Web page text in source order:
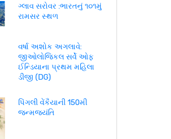
ગ્લાવ સરોવર :ભારતનું ૧૦૧મું
રામસર સ્થળ
વર્ષા અશોક અગલાવે:
જીઓલોજિકલ સર્વે ઓફ
ઈન્ડિયાના પ્રથમ મહિલા
ડીજી (DG)
પિંગલી વેંકૈયાની 150મી
જન્મજયંતિ